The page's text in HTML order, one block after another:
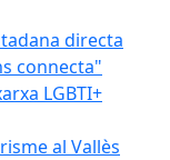
directa
connecta"
LGBTI+
al Vallès